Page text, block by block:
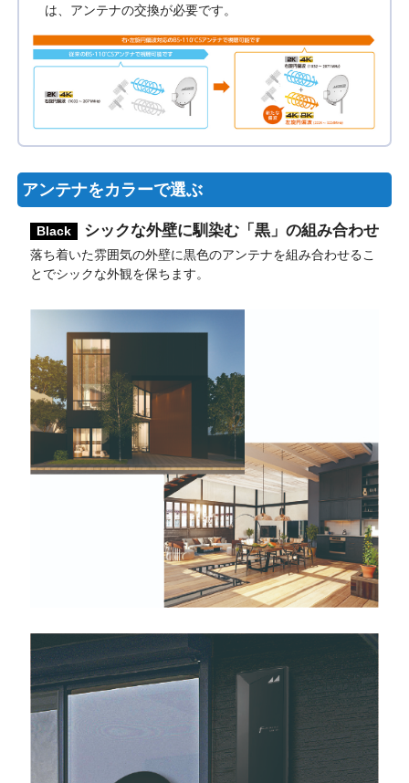
は、アンテナの交換が必要です。
アンテナをカラーで選ぶ
Black シックな外壁に馴染む「黒」の組み合わせ
落ち着いた雰囲気の外壁に黒色のアンテナを組み合わせるこ
とでシックな外観を保ちます。